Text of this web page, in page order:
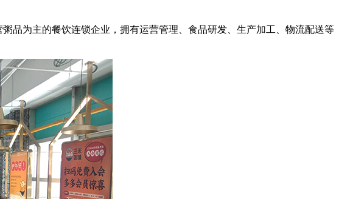
为主的餐饮连锁企业，拥有运营管理、食品研发、生产加工、物流配送等